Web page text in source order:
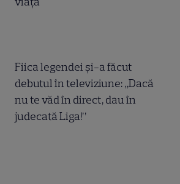
Fiica legendei și-a făcut
debutul în televiziune: „Dacă
nu te văd în direct, dau în
judecată Liga!”